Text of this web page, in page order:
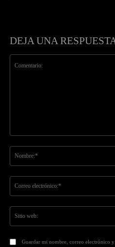
DEJA UNA
Guardar mi nombre, correo electrónico